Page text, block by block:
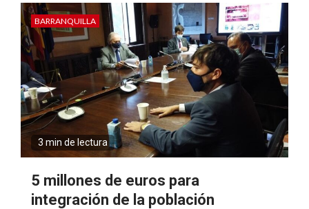
BARRANQUILLA
3 min de lectura
5 millones de euros para
integración de la población